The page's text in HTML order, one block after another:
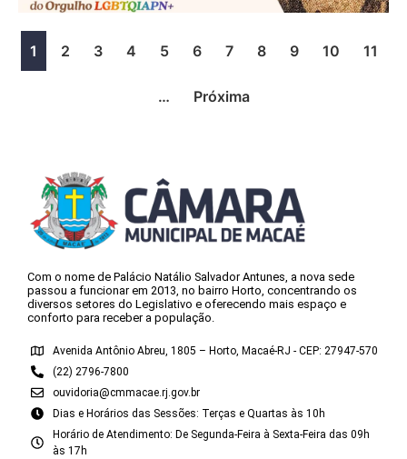
1 2 3 4 5 6 7 8 9 10 11
… Próxima
Com o nome de Palácio Natálio Salvador Antunes, a nova sede
passou a funcionar em 2013, no bairro Horto, concentrando os
diversos setores do Legislativo e oferecendo mais espaço e
conforto para receber a população.
Avenida Antônio Abreu, 1805 – Horto, Macaé-RJ - CEP: 27947-570
(22) 2796-7800
ouvidoria@cmmacae.rj.gov.br
Dias e Horários das Sessões: Terças e Quartas às 10h
Horário de Atendimento: De Segunda-Feira à Sexta-Feira das 09h
às 17h